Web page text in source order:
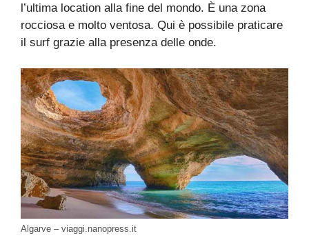
l’ultima location alla fine del mondo. È una zona
rocciosa e molto ventosa. Qui è possibile praticare
il surf grazie alla presenza delle onde.
Algarve – viaggi.nanopress.it